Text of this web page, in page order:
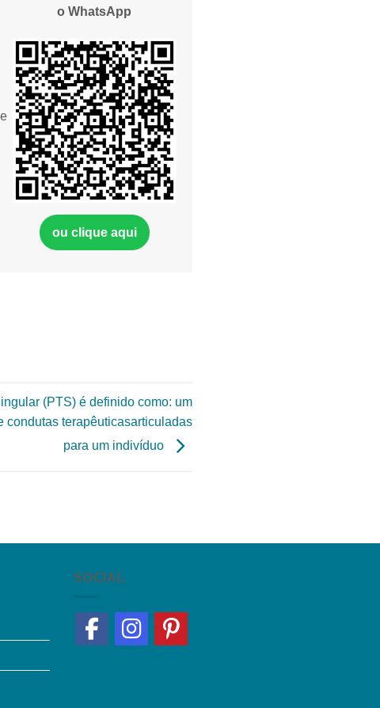
o WhatsApp
ou clique aqui
(PTS) é definido como: um
condutas terapêuticasarticuladas
para um indivíduo
SOCIAL